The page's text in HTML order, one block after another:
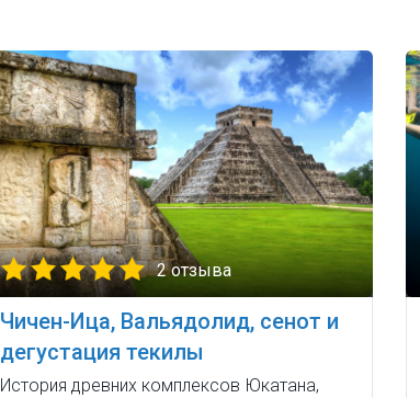
2 отзыва
Чичен-Ица, Вальядолид, сенот и
дегустация текилы
История древних комплексов Юкатана,